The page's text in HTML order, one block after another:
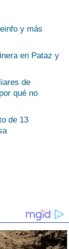
y más
en Pataz y
de
qué no
de 13